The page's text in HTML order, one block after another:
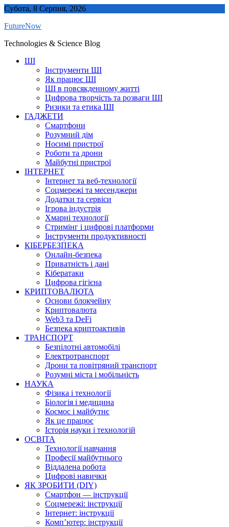
Skip
content
Субота, 8 Серпня, 2026
FutureNow
Technologies & Science Blog
ШІ
Інструменти ШІ
Як працює ШІ
ШІ в повсякденному житті
Цифрова творчість та розваги ШІ
Ризики та етика ШІ
ГАДЖЕТИ
Смартфони
Розумний дім
Носимі пристрої
Роботи та дрони
Майбутні пристрої
ІНТЕРНЕТ
Інтернет та веб-технології
Соцмережі та месенджери
Додатки та сервіси
Ігрова індустрія
Хмарні технології
Стримінг і цифрові платформи
Інструменти продуктивності
КІБЕРБЕЗПЕКА
Онлайн-безпека
Приватність і дані
Кібератаки
Цифрова гігієна
КРИПТОВАЛЮТА
Основи блокчейну
Криптовалюта
Web3 та DeFi
Безпека криптоактивів
ТРАНСПОРТ
Безпілотні автомобілі
Електротранспорт
Дрони та повітряний транспорт
Розумні міста і мобільність
НАУКА
Фізика і технології
Біологія і медицина
Космос і майбутнє
Як це працює
Історія науки і технологій
ОСВІТА
Технології навчання
Професії майбутнього
Віддалена робота
Цифрові навички
ЯК ЗРОБИТИ (DIY)
Смартфон — інструкції
Соцмережі: інструкції
Інтернет: інструкції
Комп’ютер: інструкції